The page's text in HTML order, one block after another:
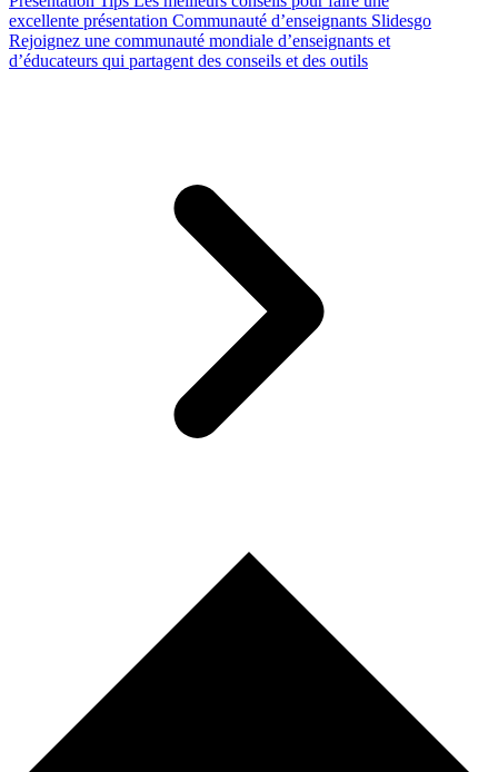
excellente présentation Communauté d’enseignants Slidesgo
Rejoignez une communauté mondiale d’enseignants et
d’éducateurs qui partagent des conseils et des outils